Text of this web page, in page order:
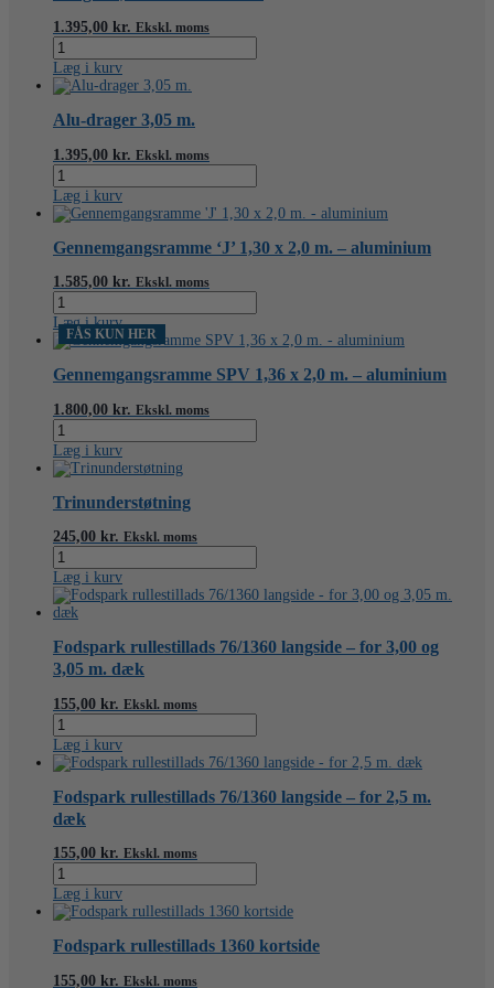
antal
1.395,00 kr. Ekskl. moms
Drager
3,00
m.
-
aluminium
antal
Læg i kurv
Alu-drager 3,05 m.
1.395,00 kr. Ekskl. moms
Alu-
drager
3,05
m.
antal
Læg i kurv
Gennemgangsramme ‘J’ 1,30 x 2,0 m. – aluminium
1.585,00 kr. Ekskl. moms
Gennemgangsramme
'J'
1,30
x
2,0
m.
-
aluminium
antal
Læg i kurv
FÅS KUN HER
Gennemgangsramme SPV 1,36 x 2,0 m. – aluminium
1.800,00 kr. Ekskl. moms
Gennemgangsramme
SPV
1,36
x
2,0
m.
-
aluminium
antal
Læg i kurv
Trinunderstøtning
245,00 kr. Ekskl. moms
Trinunderstøtning
antal
Læg i kurv
Fodspark rullestillads 76/1360 langside – for 3,00 og
3,05 m. dæk
155,00 kr. Ekskl. moms
Fodspark
rullestillads
76/1360
langside
-
for
3,00
og
3,05
m.
dæk
antal
Læg i kurv
Fodspark rullestillads 76/1360 langside – for 2,5 m.
dæk
155,00 kr. Ekskl. moms
Fodspark
rullestillads
76/1360
langside
-
for
2,5
Læg i kurv
Fodspark rullestillads 1360 kortside
155,00 kr. Ekskl. moms